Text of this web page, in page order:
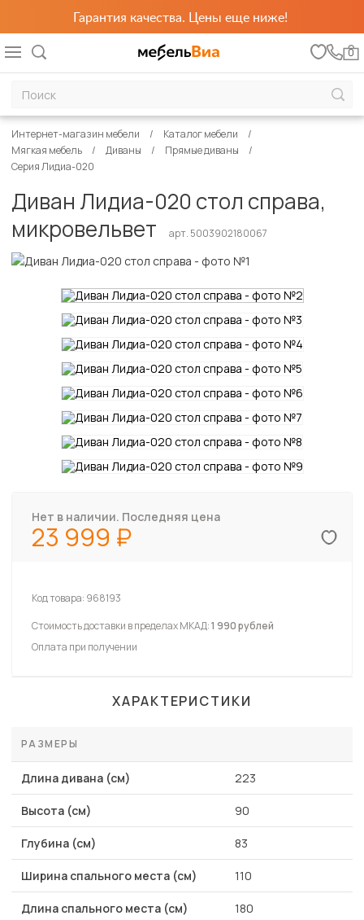
Гарантия качества. Цены еще ниже!
0
Интернет-магазин мебели
Каталог мебели
Мягкая мебель
Диваны
Прямые диваны
Серия Лидиа-020
Диван Лидиа-020 стол справа,
микровельвет
арт. 5003902180067
Нет в наличии. Последняя цена
23 999
Код товара: 968193
Стоимость доставки в пределах МКАД:1 990 рублей
Оплата при получении
ХАРАКТЕРИСТИКИ
РАЗМЕРЫ
Длина дивана (см) 223
Высота (см) 90
Глубина (см) 83
Ширина спального места (см) 110
Длина спального места (см) 180